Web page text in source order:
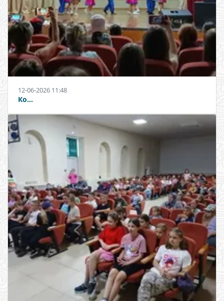
12-06-2026 11:48
Ко...